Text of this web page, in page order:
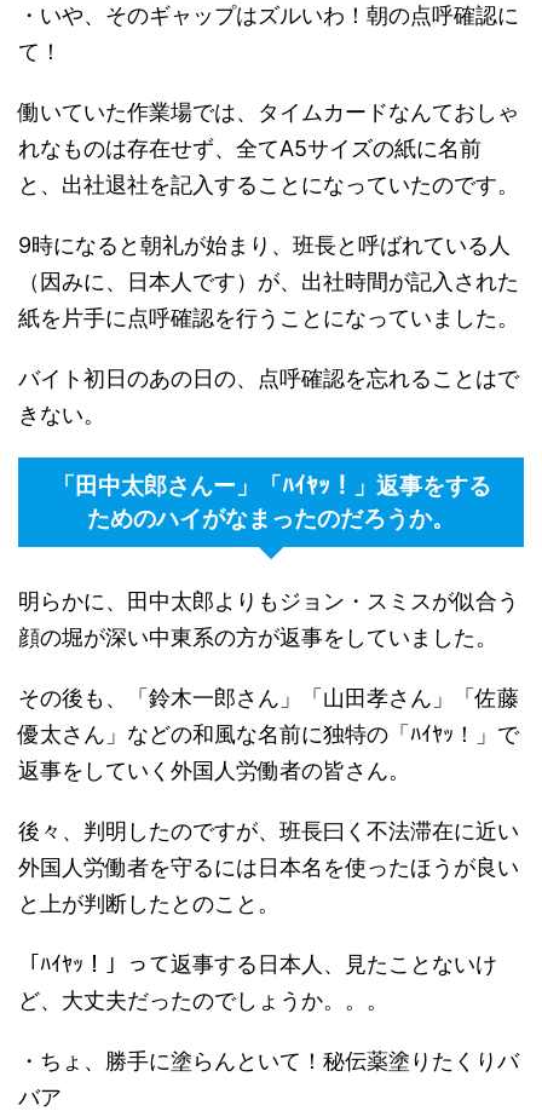
・いや、そのギャップはズルいわ！朝の点呼確認に
て！
働いていた作業場では、タイムカードなんておしゃ
れなものは存在せず、全てA5サイズの紙に名前
と、出社退社を記入することになっていたのです。
9時になると朝礼が始まり、班長と呼ばれている人
（因みに、日本人です）が、出社時間が記入された
紙を片手に点呼確認を行うことになっていました。
バイト初日のあの日の、点呼確認を忘れることはで
きない。
「田中太郎さんー」「ﾊｲﾔｯ！」返事をする
ためのハイがなまったのだろうか。
明らかに、田中太郎よりもジョン・スミスが似合う
顔の堀が深い中東系の方が返事をしていました。
その後も、「鈴木一郎さん」「山田孝さん」「佐藤
優太さん」などの和風な名前に独特の「ﾊｲﾔｯ！」で
返事をしていく外国人労働者の皆さん。
後々、判明したのですが、班長曰く不法滞在に近い
外国人労働者を守るには日本名を使ったほうが良い
と上が判断したとのこと。
「ﾊｲﾔｯ！」って返事する日本人、見たことないけ
ど、大丈夫だったのでしょうか。。。
・ちょ、勝手に塗らんといて！秘伝薬塗りたくりバ
バア